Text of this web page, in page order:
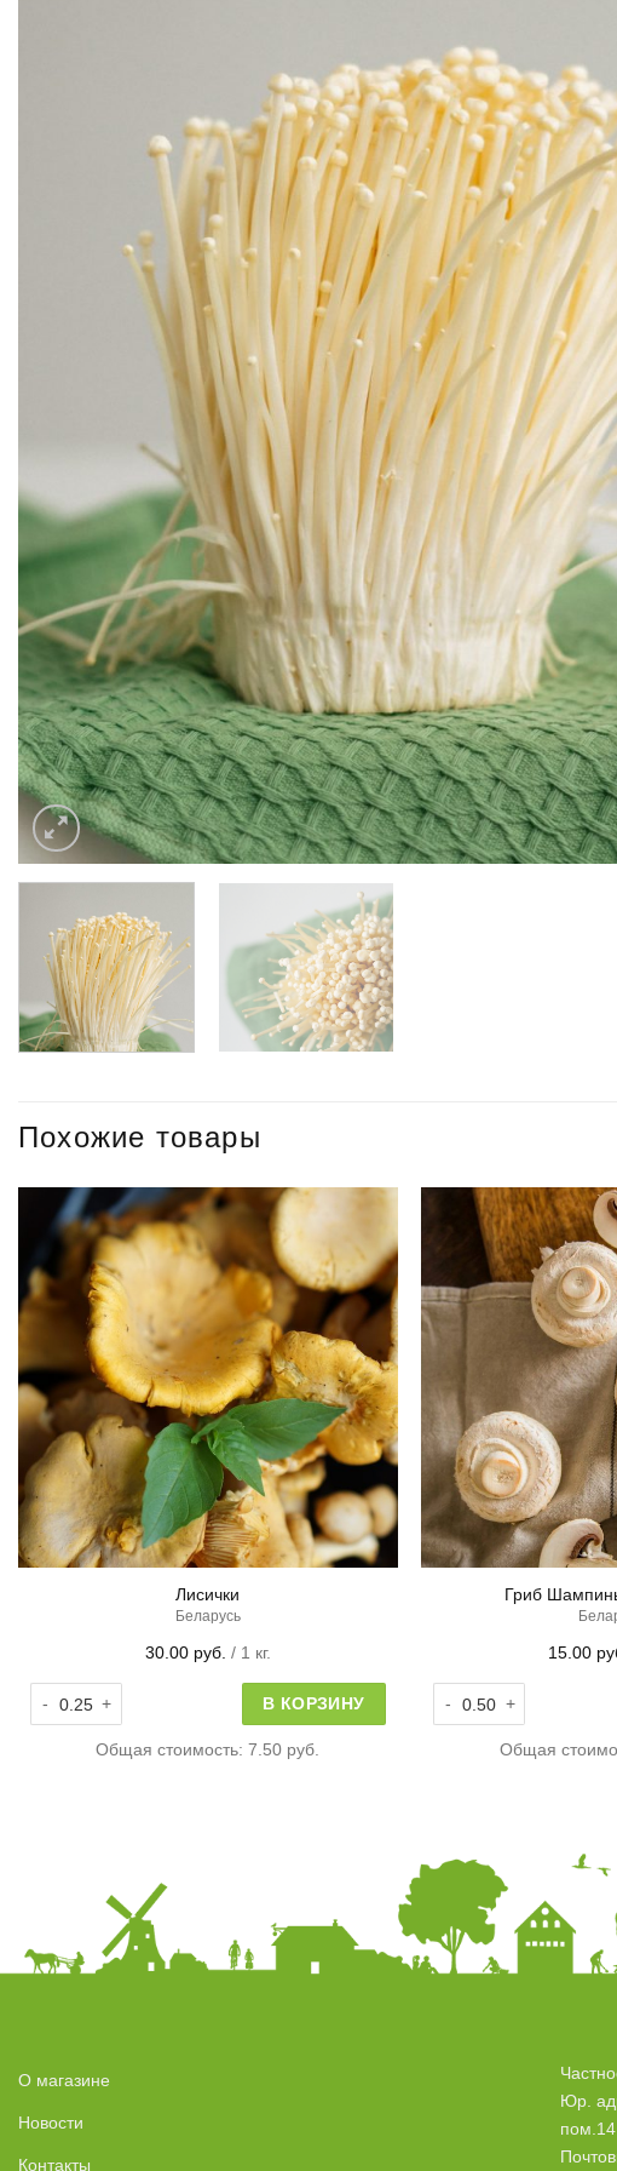
Похожие товары
Лисички
Беларусь
30.00 руб. / 1 кг.
В КОРЗИНУ
Общая стоимость:7.50 руб.
Гриб
15.00
Количество товара
Общая
О магазине
Новости
Контакты
Юр.
пом.14